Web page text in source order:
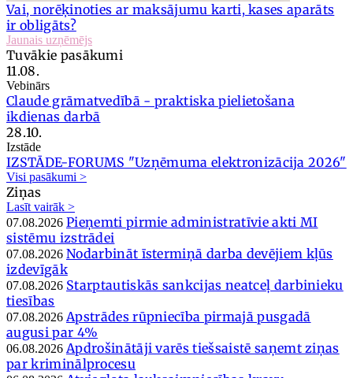
Vai, norēķinoties ar maksājumu karti, kases aparāts
ir obligāts?
Jaunais uzņēmējs
Tuvākie pasākumi
11.08.
Vebinārs
Claude grāmatvedībā - praktiska pielietošana
ikdienas darbā
28.10.
Izstāde
IZSTĀDE-FORUMS "Uzņēmuma elektronizācija 2026"
Visi pasākumi >
Ziņas
Lasīt vairāk >
07.08.2026 Pieņemti pirmie administratīvie akti MI
sistēmu izstrādei
07.08.2026 Nodarbināt īstermiņā darba devējiem kļūs
izdevīgāk
07.08.2026 Starptautiskās sankcijas neatceļ darbinieku
tiesības
07.08.2026 Apstrādes rūpniecība pirmajā pusgadā
augusi par 4%
06.08.2026 Apdrošinātāji varēs tiešsaistē saņemt ziņas
par kriminālprocesu